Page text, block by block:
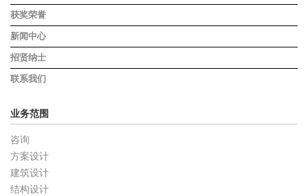
获奖荣誉
新闻中心
招贤纳士
联系我们
业务范围
咨询
方案设计
建筑设计
结构设计